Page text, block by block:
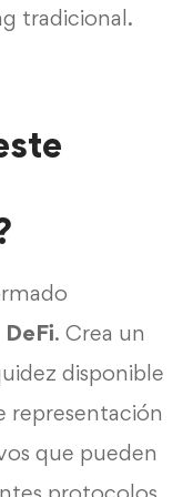
tradicional.
DeFi. Crea un
disponible
representación
que pueden